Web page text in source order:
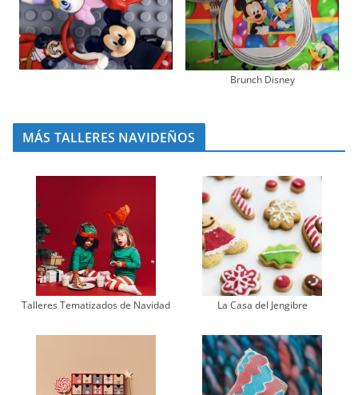
Brunch Disney
MÁS TALLERES NAVIDEÑOS
Talleres Tematizados de Navidad La Casa del Jengibre